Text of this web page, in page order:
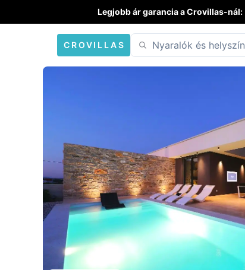
Legjobb ár garancia a Crovillas-nál:
CROVILLAS